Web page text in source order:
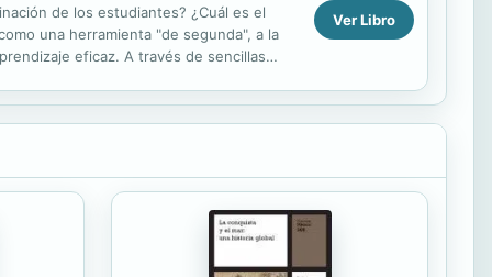
de los estudiantes? ¿Cuál es el
una herramienta "de segunda", a la
eficaz. A través de sencillas
Ver Libro